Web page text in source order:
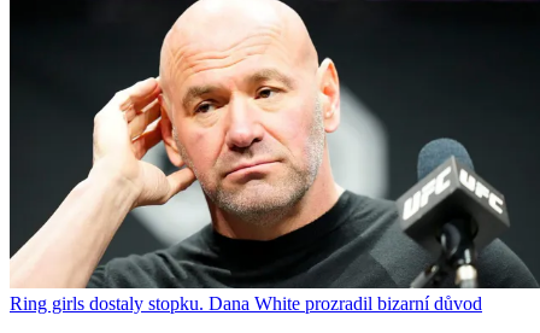
Ring girls dostaly stopku. Dana White prozradil bizarní důvod